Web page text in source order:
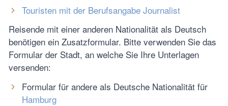
Touristen mit der Berufsangabe Journalist
Reisende mit einer anderen Nationalität als Deutsch
benötigen ein Zusatzformular. Bitte verwenden Sie das
Formular der Stadt, an welche Sie Ihre Unterlagen
versenden:
Formular für andere als Deutsche Nationalität für
Hamburg